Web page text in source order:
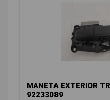
MANETA EXTERIOR
92233089